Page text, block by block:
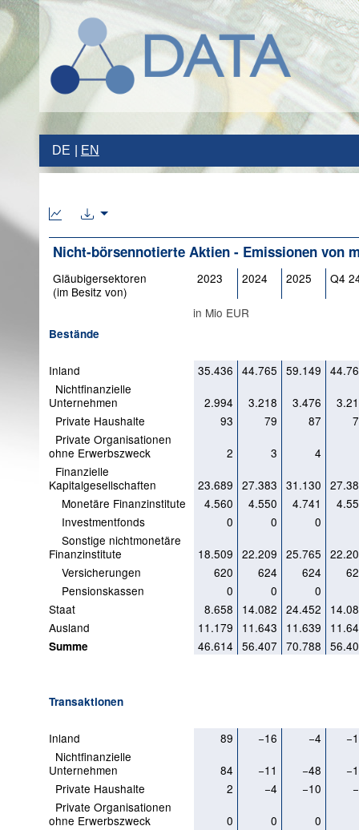
DE EN
Nicht-börsennotierte Aktien - Emissionen von
Gläubigersektoren
(im Besitz von)
2023 2024 2025 Q4
in Mio EUR
Bestände
Inland 35.436 44.765 59.149
Nichtfinanzielle
Unternehmen
2.994 3.218 3.476
Private Haushalte
93 79 87
Private Organisationen
ohne Erwerbszweck
2 3
4
Finanzielle
Kapitalgesellschaften
23.689 27.383 31.130
Monetäre Finanzinstitute
4.560 4.550 4.741
Investmentfonds
0 0
0
Sonstige nichtmonetäre
Finanzinstitute
18.509 22.209 25.765
Versicherungen
620 624 624
Pensionskassen
0 0
0
Staat
8.658 14.082 24.452
Ausland
11.179 11.643 11.639
Summe 46.614 56.407 70.788
Transaktionen
Inland 89 −16 −4
Nichtfinanzielle
Unternehmen
84 −11 −48
Private Haushalte
2 −4 −10
Private Organisationen
ohne Erwerbszweck
0 0
0